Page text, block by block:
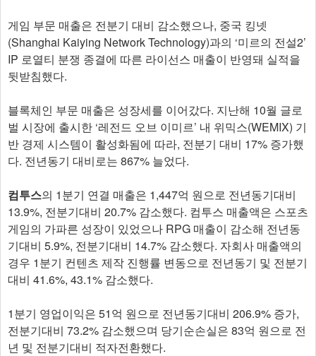
게임 부문 매출은 전분기 대비 감소했으나, 중국 킹넷
(Shanghai Kaiying Network Technology)과의 ‘미르의 전설2’
IP 로열티 분쟁 종결에 따른 라이선스 매출이 반영돼 실적을
뒷받침했다.
블록체인 부문 매출은 성장세를 이어갔다. 지난해 10월 글로
벌 시장에 출시한 ‘레전드 오브 이미르’ 내 위믹스(WEMIX) 기
반 경제 시스템이 활성화됨에 따라, 전분기 대비 17% 증가했
다. 전년동기 대비로는 867% 늘었다.
컴투스의 1분기 연결 매출은 1,447억 원으로 전년동기대비
13.9%, 전분기대비 20.7% 감소했다. 컴투스 매출액은 스포츠
게임의 가파른 성장이 있었으나 RPG 매출이 감소해 전년동
기대비 5.9%, 전분기대비 14.7% 감소했다. 자회사 매출액의
경우 1분기 컨텐츠 제작 진행률 변동으로 전년동기 및 전분기
대비 41.6%, 43.1% 감소했다.
1분기 영업이익은 51억 원으로 전년동기대비 206.9% 증가,
전분기대비 73.2% 감소했으며 당기순손실은 83억 원으로 전
년 및 전분기대비 적자전환했다.